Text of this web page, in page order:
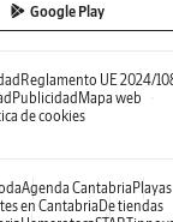
Google Play
Reglamento UE 2024/
Publicidad Mapa web
de cookies
Agenda Cantabria Playas
en Cantabria De tiendas